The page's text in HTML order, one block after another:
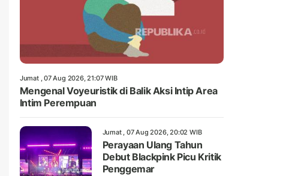
Jumat , 07 Aug 2026, 21:07 WIB
Mengenal Voyeuristik di Balik Aksi Intip Area
Intim Perempuan
Jumat , 07 Aug 2026, 20:02 WIB
Perayaan Ulang Tahun
Debut Blackpink Picu Kritik
Penggemar